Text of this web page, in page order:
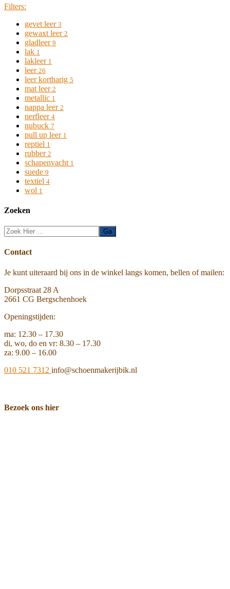
Filters:
gevet leer 3
gewaxt leer 2
gladleer 9
lak 1
lakleer 1
leer 26
leer kortharig 5
mat leer 2
metallic 1
nappa leer 2
nerfleer 4
nubuck 7
pull up leer 1
reptiel 1
rubber 2
schapenvacht 1
suede 9
textiel 4
wol 1
Zoeken
Zoek
Hier
Footer
Contact
Je kunt uiteraard bij ons in de winkel langs komen, bellen of mailen:
Dorpsstraat 28 A
2661 CG Bergschenhoek
Openingstijden:
ma: 12.30 – 17.30
di, wo, do en vr: 8.30 – 17.30
za: 9.00 – 16.00
010 521 7312 info@schoenmakerijbik.nl
Bezoek ons hier